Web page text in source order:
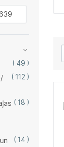
( 49 )
( 112 )
( 18 )
( 14 )